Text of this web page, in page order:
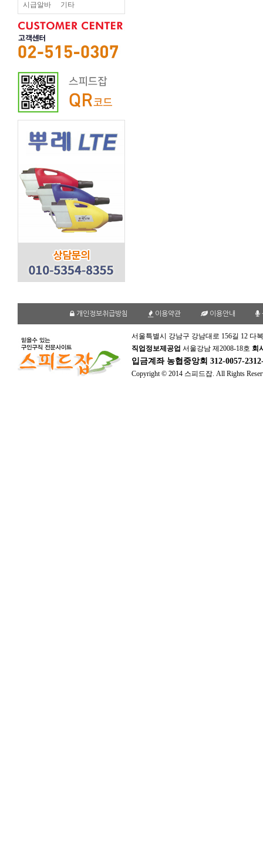
시급알바 기타
개인정보취급방침 이용약관 이용안내
서울특별시 강남구 강남대로 156길 12 다
직업정보제공업 서울강남 제2008-18호 회
입금계좌 농협중앙회 312-0057-
Copyright © 2014 스피드잡. All Rights